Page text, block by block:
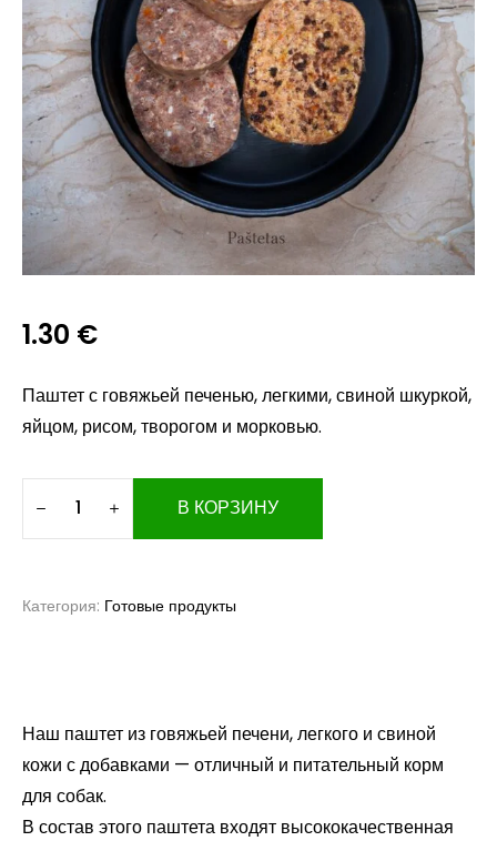
1.30 €
Паштет с говяжьей печенью, легкими, свиной шкуркой,
яйцом, рисом, творогом и морковью.
В КОРЗИНУ
Категория: Готовые продукты
Наш паштет из говяжьей печени, легкого и свиной
кожи с добавками — отличный и питательный корм
для собак.
В состав этого паштета входят высококачественная